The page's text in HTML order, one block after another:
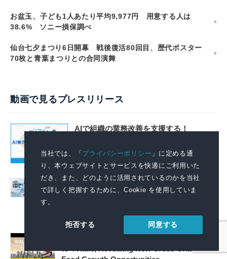
当社では、「プライバシーポリシー 」に定める通
り、本ウェブサイトとサービスを快適にご利用いた
だき、また、どのように活用されているのかを当社
で詳しく把握するために、Cookie を使用していま
す。
拒否する 同意する
お盆玉、子ども1人あたり平均9,977円 用意する人は
38.6% ソニー損保調べ
仙台七夕まつり6日開幕 戦後復活80回目、歴代ポスター
70枚と青葉まつりとの合同演舞
動画で見るプレスリリース
AIで組織の業務改善を支援する！
き方分析レポートサービス」篇を公開
2026.08.06 11:04
AIで組織の改善点を見抜く！「SKYSEA
Client View」の新テレビCM「チームの変